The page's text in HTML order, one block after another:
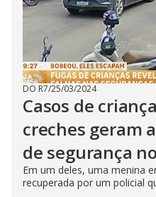
DO R7/25/03/2024
Casos de
creches geram
de segurança
Em um deles, uma menina
recuperada por um policial